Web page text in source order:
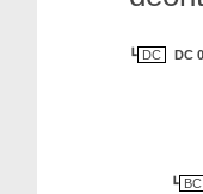
DC DC
BC